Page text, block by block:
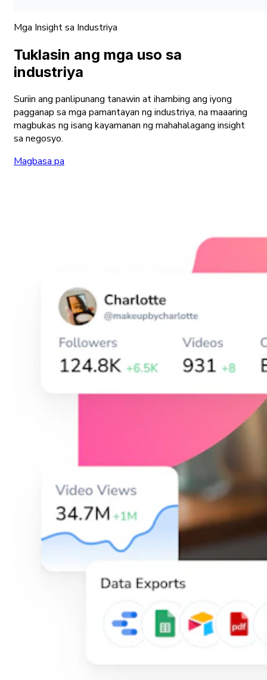
Mga Insight sa Industriya
Tuklasin ang mga uso sa
industriya
Suriin ang panlipunang tanawin at ihambing ang iyong
pagganap sa mga pamantayan ng industriya, na maaaring
magbukas ng isang kayamanan ng mahahalagang insight
sa negosyo.
Magbasa pa